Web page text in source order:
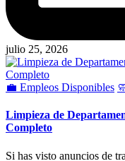
julio 25, 2026
Publicado
💼 Empleos Disponibles
Limpieza de
Completo
Si has visto anuncios de